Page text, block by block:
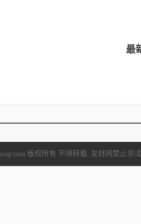
最
版权所有 不得转载. 友财网禁止非